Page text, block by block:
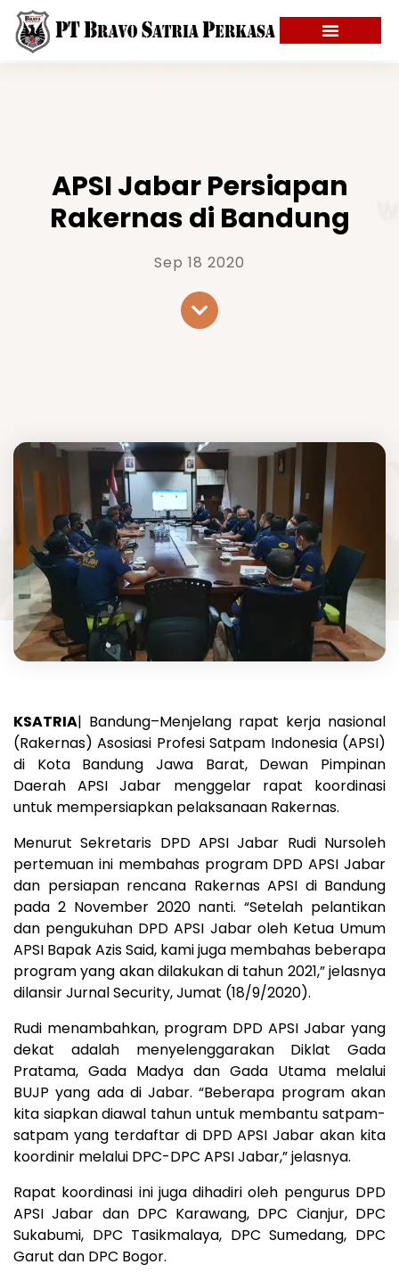
APSI Jabar Persiapan
Rakernas di Bandung
Sep 18 2020
KSATRIA| Bandung–Menjelang rapat kerja nasional
(Rakernas) Asosiasi Profesi Satpam Indonesia (APSI)
di Kota Bandung Jawa Barat, Dewan Pimpinan
Daerah APSI Jabar menggelar rapat koordinasi
untuk mempersiapkan pelaksanaan Rakernas.
Menurut Sekretaris DPD APSI Jabar Rudi Nursoleh
pertemuan ini membahas program DPD APSI Jabar
dan persiapan rencana Rakernas APSI di Bandung
pada 2 November 2020 nanti. “Setelah pelantikan
dan pengukuhan DPD APSI Jabar oleh Ketua Umum
APSI Bapak Azis Said, kami juga membahas beberapa
program yang akan dilakukan di tahun 2021,” jelasnya
dilansir Jurnal Security, Jumat (18/9/2020).
Rudi menambahkan, program DPD APSI Jabar yang
dekat adalah menyelenggarakan Diklat Gada
Pratama, Gada Madya dan Gada Utama melalui
BUJP yang ada di Jabar. “Beberapa program akan
kita siapkan diawal tahun untuk membantu satpam-
satpam yang terdaftar di DPD APSI Jabar akan kita
koordinir melalui DPC-DPC APSI Jabar,” jelasnya.
Rapat koordinasi ini juga dihadiri oleh pengurus DPD
APSI Jabar dan DPC Karawang, DPC Cianjur, DPC
Sukabumi, DPC Tasikmalaya, DPC Sumedang, DPC
Garut dan DPC Bogor.